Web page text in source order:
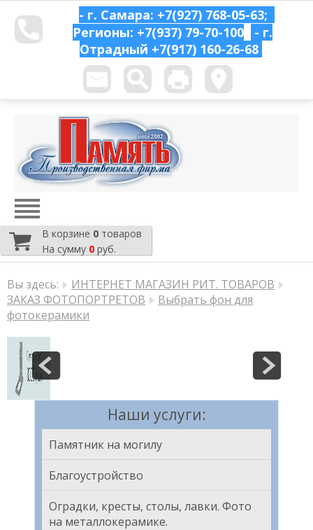
- г. Самара: +7(927) 768-05-63;
Регионы: +7(937) 79-70-100
- г.
Отрадный +7(917) 160-26-68
В корзине 0 товаров
На сумму 0 руб.
Вы здесь:
ИНТЕРНЕТ МАГАЗИН РИТ. ТОВАРОВ
ЗАКАЗ ФОТОПОРТРЕТОВ
Выбрать фон для
фотокерамики
Наши услуги:
Памятник на могилу
Благоустройство
Оградки, кресты, столы, лавки. Фото
на металлокерамике.